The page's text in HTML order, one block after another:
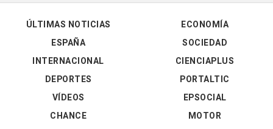
ÚLTIMAS NOTICIAS
ESPAÑA
INTERNACIONAL
DEPORTES
VÍDEOS
ECONOMÍA
SOCIEDAD
CIENCIAPLUS
PORTALTIC
EPSOCIAL
CHANCE
MOTOR